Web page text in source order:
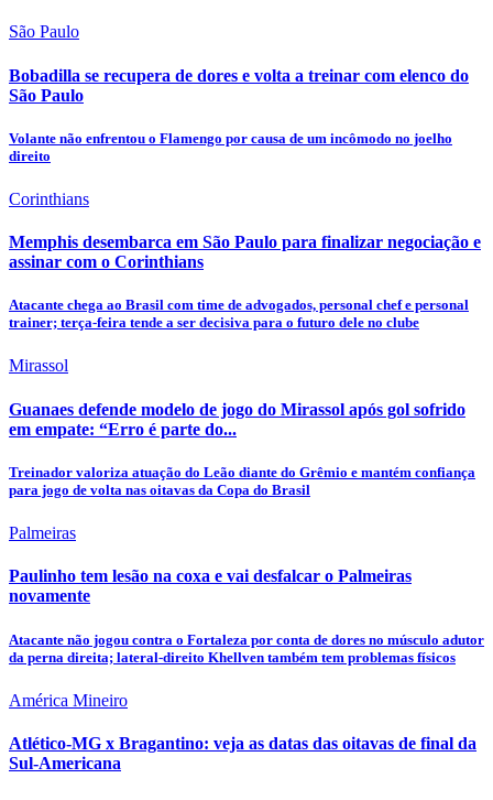
São Paulo
Bobadilla se recupera de dores e volta a treinar com elenco do
São Paulo
Volante não enfrentou o Flamengo por causa de um incômodo no joelho
direito
Corinthians
Memphis desembarca em São Paulo para finalizar negociação e
assinar com o Corinthians
Atacante chega ao Brasil com time de advogados, personal chef e personal
trainer; terça-feira tende a ser decisiva para o futuro dele no clube
Mirassol
Guanaes defende modelo de jogo do Mirassol após gol sofrido
em empate: “Erro é parte do...
Treinador valoriza atuação do Leão diante do Grêmio e mantém confiança
para jogo de volta nas oitavas da Copa do Brasil
Palmeiras
Paulinho tem lesão na coxa e vai desfalcar o Palmeiras
novamente
Atacante não jogou contra o Fortaleza por conta de dores no músculo adutor
da perna direita; lateral-direito Khellven também tem problemas físicos
América Mineiro
Atlético-MG x Bragantino: veja as datas das oitavas de final da
Sul-Americana